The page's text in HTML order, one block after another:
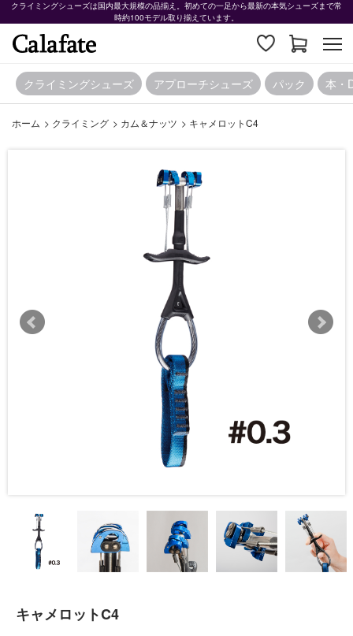
クライミングシューズは国内最大規模の品揃え。初めての一足から最新の本気シューズまで常
時約100モデル取り揃えています。
クライミングシューズ アプローチシューズ パック 本・
ホーム > クライミング > カム＆ナッツ > キャメロットC4
キャメロットC4